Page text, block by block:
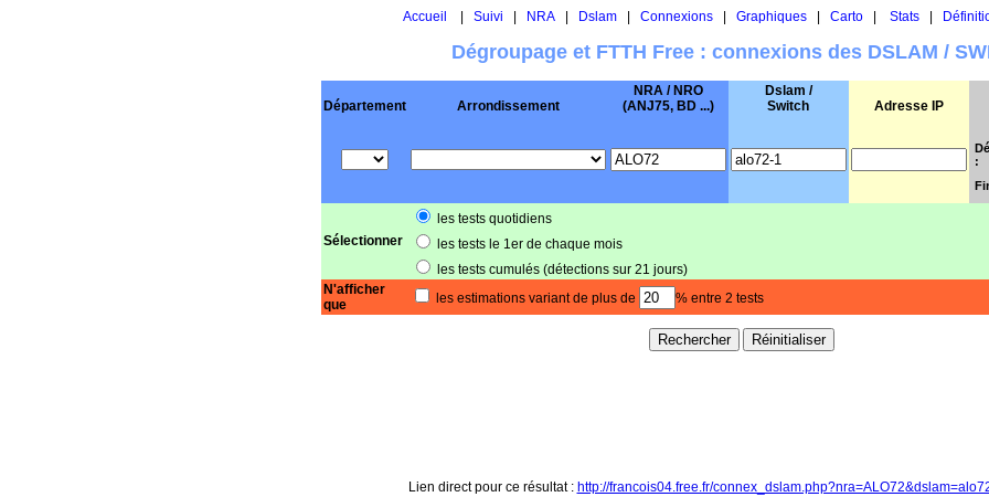
Accueil Suivi NRA| Dslam| Connexions| Graphiques| Carto| Stats|
Dégroupage et FTTH Free : connexions des DSLAM /
Département Arrondissement
NRA / NRO
(ANJ75, BD ...)
Dslam /
Switch
Adresse IP
:
Sélectionner
les tests quotidiens
les tests le 1er de chaque mois
les tests cumulés (détections sur 21 jours)
N'afficher
que
les estimations variant de plus de % entre 2 tests
Lien direct pour ce résultat : http://francois04.free.fr/